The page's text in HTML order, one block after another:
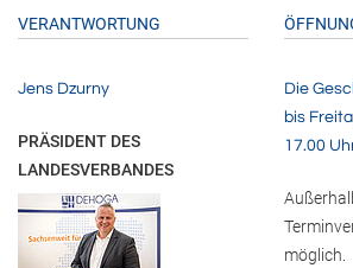
VERANTWORTUNG
Jens Dzurny
PRÄSIDENT DES
LANDESVERBANDES
Die
bis
17.00
möglich.